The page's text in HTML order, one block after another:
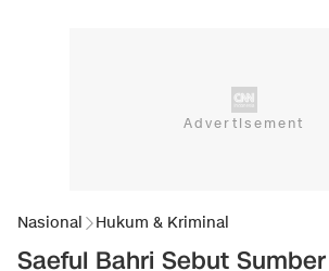
Nasional Hukum & Kriminal
Saeful Bahri Sebut